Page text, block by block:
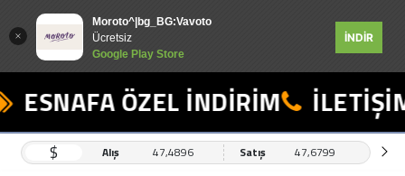
Moroto^|bg_BG:Vavoto
Ücretsiz
Google Play Store
İNDİR
ESNAFA ÖZEL İNDİRİM
$ Alış 47,4896 Satış 47,6799